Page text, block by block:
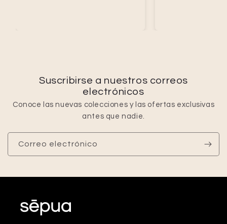
Suscribirse a nuestros correos
electrónicos
Conoce las nuevas colecciones y las ofertas exclusivas
antes que nadie.
Correo electrónico